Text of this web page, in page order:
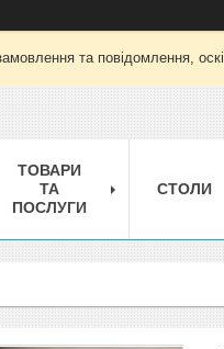
та повідомлення,
ТОВАРИ
ТА
ПОСЛУГИ
СТОЛИ